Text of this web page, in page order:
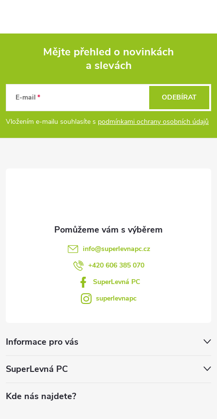
p
a
Mějte přehled o novinkách
a slevách
E-mail
Vložením e-mailu souhlasíte s podmínkami ochrany osobních údajů
ODEBÍRAT
info@superlevnapc.cz
+420 606 385 070
SuperLevná PC
superlevnapc
Informace pro vás
SuperLevná PC
Kde nás najdete?